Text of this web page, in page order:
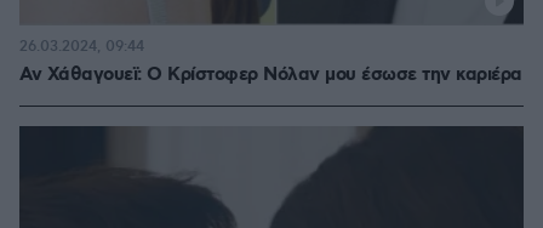
Αν Χάθαγουεϊ: Ο Κρίστοφερ Νόλαν μου έσωσε την καριέρα
26.03.2024, 09:44